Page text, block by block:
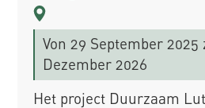
Von 29 September 2025
Dezember 2026
Het project Duurzaam